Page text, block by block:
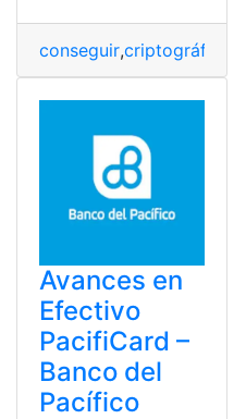
conseguir,criptográfico
Avances en
Efectivo
PacifiCard –
Banco del
Pacífico